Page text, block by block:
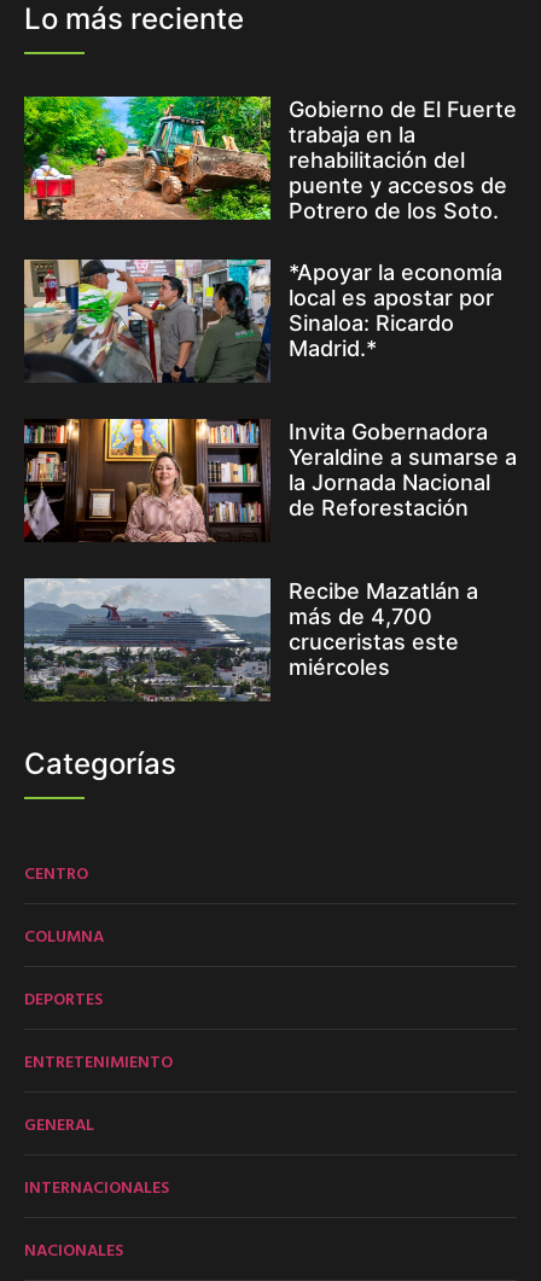
Lo más reciente
Gobierno de El Fuerte
trabaja en la
rehabilitación del
puente y accesos de
Potrero de los Soto.
*Apoyar la economía
local es apostar por
Sinaloa: Ricardo
Madrid.*
Invita Gobernadora
Yeraldine a sumarse a
la Jornada Nacional
de Reforestación
Recibe Mazatlán a
más de 4,700
cruceristas este
miércoles
Categorías
CENTRO
COLUMNA
DEPORTES
ENTRETENIMIENTO
GENERAL
INTERNACIONALES
NACIONALES